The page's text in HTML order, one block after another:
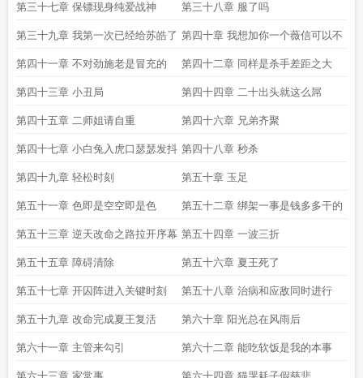
第三十七章 保镖现身纯爱战神 第三十八章 服了吗
第三十九章 我第一次已经给苏皓了 第四十章 我想加你一个薇信可以不
第四十一章 不对劲施老是冒充的 第四十二章 同样是杀手差距之大
第四十三章 小丑局 第四十四章 二十出头就这么屌
第四十五章 二师姐请自重 第四十六章 兄弟齐聚
第四十七章 小白兔入虎口瑟瑟发抖 第四十八章 秒杀
第四十九章 轻松时刻 第五十章 玉足
第五十一章 色即是空空即是色 第五十二章 绑架一事是钱多多干的
第五十三章 逆天改命之路拉开序幕 第五十四章 一波三折
第五十五章 障碍清除 第五十六章 夏王死了
第五十七章 开囚阵进入关键时刻 第五十八章 治病和应敌同时进行
第五十九章 改命完成夏王复活 第六十章 阳光总在风雨后
第六十一章 主管来勾引 第六十二章 能吃软饭是我的本事